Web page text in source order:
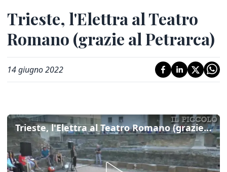
Trieste, l'Elettra al Teatro
Romano (grazie al Petrarca)
14 giugno 2022
Trieste, l'Elettra al Teatro Romano (grazie al Petrarca)